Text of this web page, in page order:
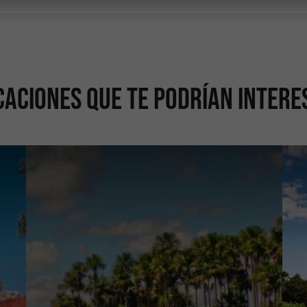
que te podrían